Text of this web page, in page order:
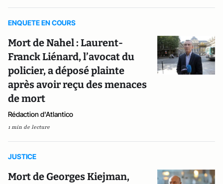
ENQUETE EN COURS
Mort de Nahel : Laurent-
Franck Liénard, l’avocat du
policier, a déposé plainte
après avoir reçu des menaces
de mort
Rédaction d'Atlantico
1 min de lecture
JUSTICE
Mort de Georges Kiejman,